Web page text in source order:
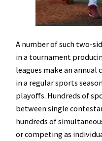
A number of such two-
in a tournament
leagues make an annual
in a regular sports
playoffs. Hundreds of
between single
hundreds of
or competing as